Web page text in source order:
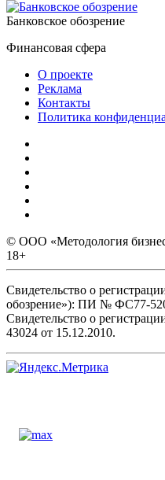
Банковское обозрение
Финансовая сфера
О проекте
Реклама
Контакты
Политика
© ООО «Методология
18+
Свидетельство о
обозрение»): ПИ № ФС77-
Свидетельство о
43024 от 15.12.2010.